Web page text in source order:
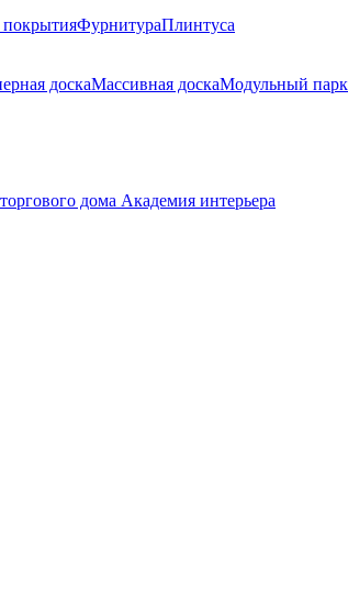
ФурнитураПлинтуса
доскаМассивная доскаМодульный